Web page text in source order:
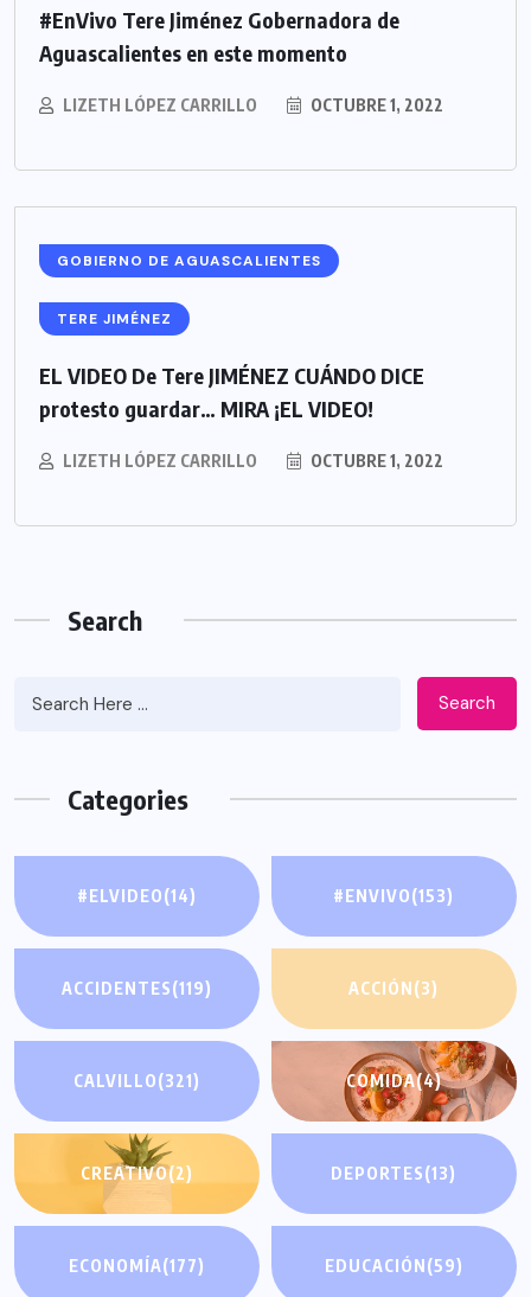
#EnVivo Tere Jiménez Gobernadora de
Aguascalientes en este momento
LIZETH LÓPEZ CARRILLO OCTUBRE 1, 2022
GOBIERNO DE AGUASCALIENTES
TERE JIMÉNEZ
EL VIDEO De Tere JIMÉNEZ CUÁNDO DICE
protesto guardar… MIRA ¡EL VIDEO!
LIZETH LÓPEZ CARRILLO OCTUBRE 1, 2022
Search
Search
Categories
#ELVIDEO(14) #ENVIVO(153)
ACCIDENTES(119) ACCIÓN(3)
CALVILLO(321) COMIDA(4)
CREATIVO(2) DEPORTES(13)
ECONOMÍA(177) EDUCACIÓN(59)